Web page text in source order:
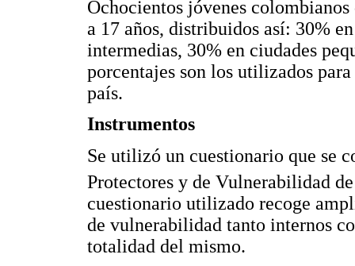
Ochocientos jóvenes colombianos
a 17 años, distribuidos así: 30%
intermedias, 30% en ciudades
porcentajes son los utilizados
país.
Instrumentos
Se utilizó un cuestionario que se
Protectores y de Vulnerabilidad
cuestionario utilizado recoge
de vulnerabilidad tanto internos
totalidad del mismo.